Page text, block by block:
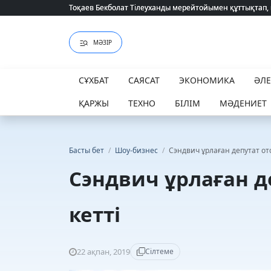
Тоқаев Бекболат Тілеуханды мерейтойымен
Тоқаев Бекболат Тілеуханды мерейтойымен
МӘЗІР
СҰХБАТ САЯСАТ ЭКОНОМИКА
ҚАРЖЫ
ТЕХНО БІЛІМ МӘДЕНИЕТ
Басты бет / Шоу-бизнес / Сэндвич ұрлаған депутат
Сэндвич ұрлаған
кетті
22 ақпан, 2019 Сілтеме